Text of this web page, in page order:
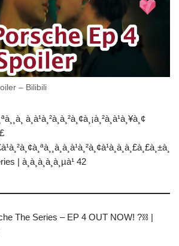
– Bilibili
à¸à¹à¸²à¸­à¸²à¸¢à¸¡à¸²à¸à¹à¸¥à¸¢
à¸à¸­à¸à¸à¸µà¹ 42
The Series – EP 4 OUT NOW! ?⛓ |